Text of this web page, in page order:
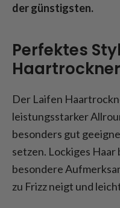
der günstigsten.
Perfektes
Der Laifen
leistungsstarker
besonders gut
setzen. Lockiges
besondere
zu Frizz neigt und